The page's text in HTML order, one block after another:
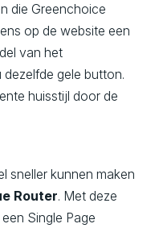
die Greenchoice
op de website een
van het
gele button.
huisstijl door de
sneller kunnen maken
Router. Met deze
Single Page